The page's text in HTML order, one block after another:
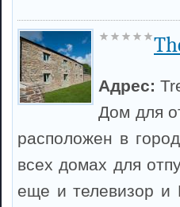
Адрес:
Дом для
расположен в
всех домах для
еще и телевизор и